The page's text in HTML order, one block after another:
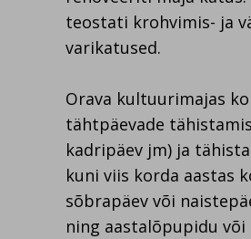
teostati krohvimis- ja
varikatused.
Orava kultuurimajas
tähtpäevade
kadripäev jm) ja
kuni viis korda aastas
sõbrapäev või
ning aastalõpupidu